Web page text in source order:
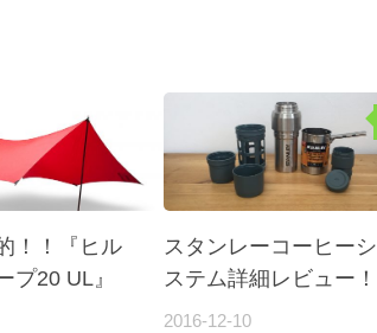
！！『ヒル
プ20 UL』
スタンレーコーヒーシ
ステム詳細レビュー！
2016-12-10